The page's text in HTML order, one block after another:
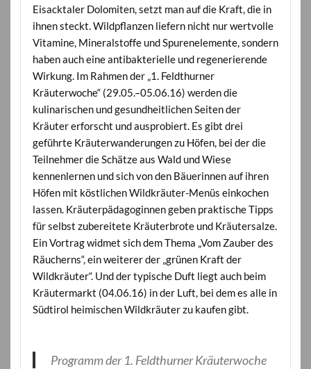
Eisacktaler Dolomiten, setzt man auf die Kraft, die in
ihnen steckt. Wildpflanzen liefern nicht nur wertvolle
Vitamine, Mineralstoffe und Spurenelemente, sondern
haben auch eine antibakterielle und regenerierende
Wirkung. Im Rahmen der „1. Feldthurner
Kräuterwoche“ (29.05.–05.06.16) werden die
kulinarischen und gesundheitlichen Seiten der
Kräuter erforscht und ausprobiert. Es gibt drei
geführte Kräuterwanderungen zu Höfen, bei der die
Teilnehmer die Schätze aus Wald und Wiese
kennenlernen und sich von den Bäuerinnen auf ihren
Höfen mit köstlichen Wildkräuter-Menüs einkochen
lassen. Kräuterpädagoginnen geben praktische Tipps
für selbst zubereitete Kräuterbrote und Kräutersalze.
Ein Vortrag widmet sich dem Thema „Vom Zauber des
Räucherns“, ein weiterer der „grünen Kraft der
Wildkräuter“. Und der typische Duft liegt auch beim
Kräutermarkt (04.06.16) in der Luft, bei dem es alle in
Südtirol heimischen Wildkräuter zu kaufen gibt.
Programm der 1. Feldthurner Kräuterwoche